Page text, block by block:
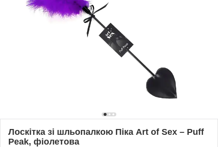
Лоскітка зі шльопалкою Піка Art of Sex – Puff
Peak, фіолетова